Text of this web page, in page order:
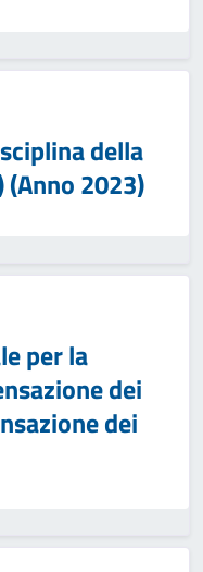
della
(Anno 2023)
per la
dei
dei